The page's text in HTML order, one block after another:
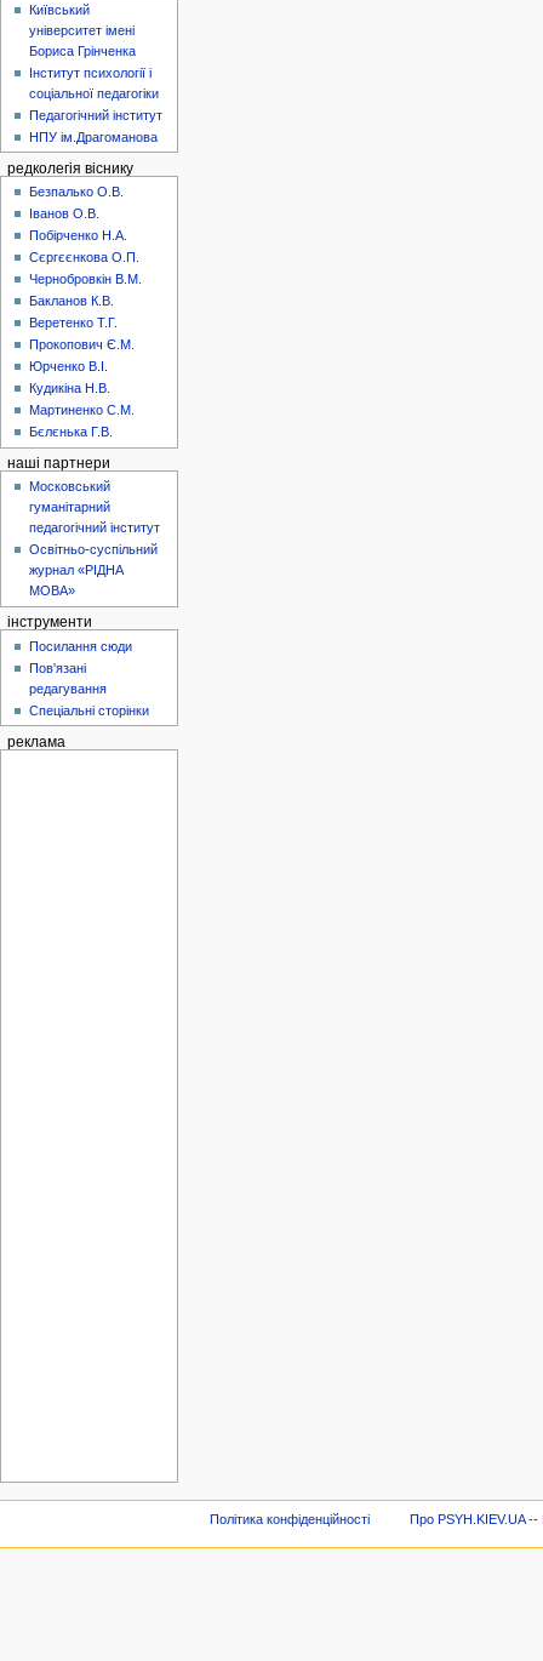
Київський
університет імені
Бориса Грінченка
Інститут психології і
соціальної педагогіки
Педагогічний інститут
НПУ ім.Драгоманова
редколегія віснику
Безпалько О.В.
Іванов О.В.
Побірченко Н.А.
Сєргєєнкова О.П.
Чернобровкін В.М.
Бакланов К.В.
Веретенко Т.Г.
Прокопович Є.М.
Юрченко В.І.
Кудикіна Н.В.
Мартиненко С.М.
Бєлєнька Г.В.
наші партнери
Московський
гуманітарний
педагогічний інститут
Освітньо-суспільний
журнал «РІДНА
МОВА»
інструменти
Посилання сюди
Пов'язані
редагування
Спеціальні сторінки
реклама
Політика конфіденційності Про PSYH.KIEV.UA --